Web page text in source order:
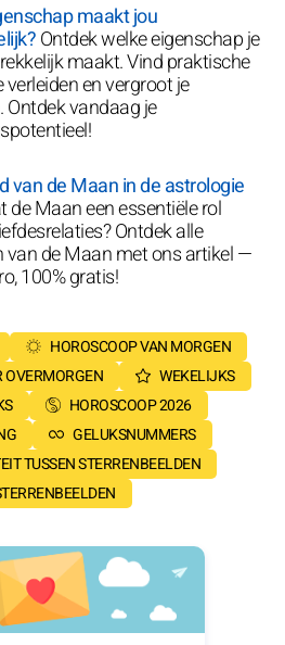
maakt jou
Ontdek welke eigenschap je
maakt. Vind praktische
en vergroot je
vandaag je
van de Maan in de astrologie
de Maan een essentiële rol
Ontdek alle
van de Maan met ons artikel —
100% gratis!
HOROSCOOP VAN MORGEN
OVERMORGEN
WEKELIJKS
HOROSCOOP 2026
GELUKSNUMMERS
TUSSEN STERRENBEELDEN